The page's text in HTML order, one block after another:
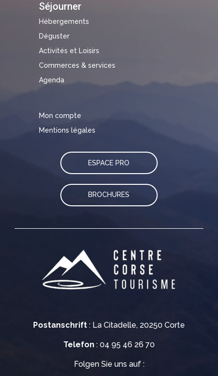
Postanschrift : La Citadelle, 20250 Corte
Telefon : 04 95 46 26 70
Folgen Sie uns auf :
Séjourner
Hébergements
Déguster
Activités et Loisirs
Commerces & services
Agenda
Mon compte
Mentions légales
ESPACE PRO
BROCHURES